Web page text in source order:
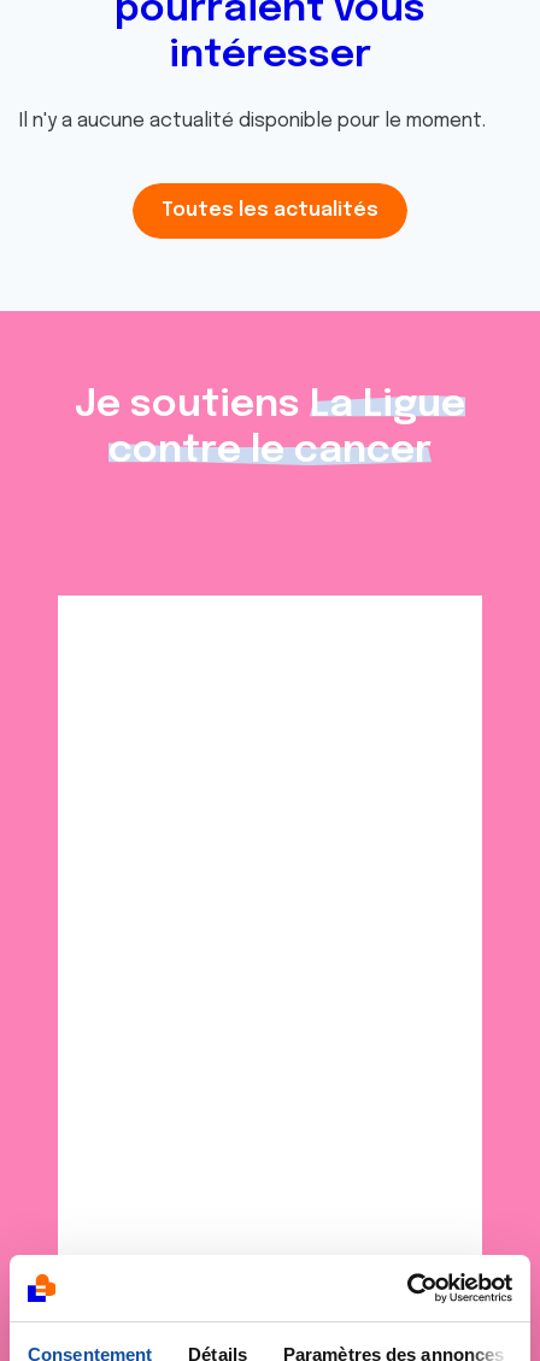
Consentement Détails Paramètres des annonces
pourraient vous
intéresser
Il n'y a aucune actualité disponible pour le moment.
Toutes les actualités
Je soutiens La Ligue
contre le cancer